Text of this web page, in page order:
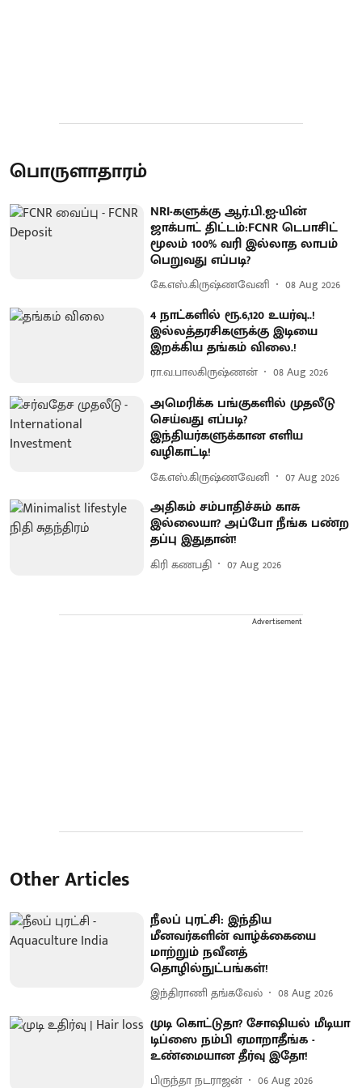
பொருளாதாரம்
NRI-களுக்கு ஆர்.பி.ஐ-யின்
ஜாக்பாட் திட்டம்:FCNR டெபாசிட்
மூலம் 100% வரி இல்லாத லாபம்
பெறுவது எப்படி?
கே.எஸ்.கிருஷ்ணவேனி 08 Aug 2026
4 நாட்களில் ரூ.6,120 உயர்வு..!
இல்லத்தரசிகளுக்கு இடியை
இறக்கிய தங்கம் விலை.!
ரா.வ.பாலகிருஷ்ணன் 08 Aug 2026
அமெரிக்க பங்குகளில் முதலீடு
செய்வது எப்படி?
இந்தியர்களுக்கான எளிய
வழிகாட்டி!
கே.எஸ்.கிருஷ்ணவேனி 07 Aug 2026
அதிகம் சம்பாதிச்சும் காசு
இல்லையா? அப்போ நீங்க பண்ற
தப்பு இதுதான்!
கிரி கணபதி 07 Aug 2026
Advertisement
Other Articles
நீலப் புரட்சி: இந்திய
மீனவர்களின் வாழ்க்கையை
மாற்றும் நவீனத்
தொழில்நுட்பங்கள்!
இந்திராணி தங்கவேல் 08 Aug 2026
முடி கொட்டுதா? சோஷியல் மீடியா
டிப்ஸை நம்பி ஏமாறாதீங்க -
உண்மையான தீர்வு இதோ!
பிருந்தா நடராஜன் 06 Aug 2026